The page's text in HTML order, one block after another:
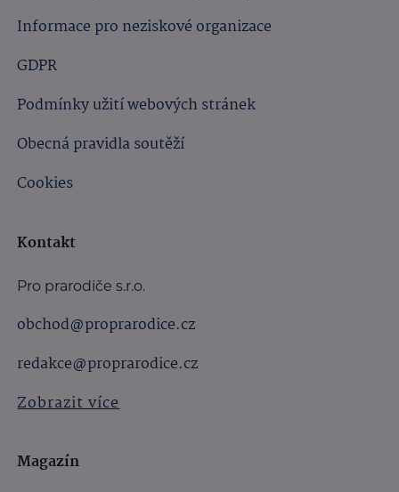
Informace pro neziskové organizace
GDPR
Podmínky užití webových stránek
Obecná pravidla soutěží
Cookies
Kontakt
Pro prarodiče s.r.o.
obchod@proprarodice.cz
redakce@proprarodice.cz
Zobrazit více
Magazín